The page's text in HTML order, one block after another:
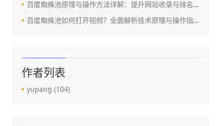
百度蜘蛛池原理与操作方法详解：提升网站收录与排名的实战指南
百度蜘蛛池如何打开视频？全面解析技术原理与操作指南（2024最新版）
作者列表
yupang (104)